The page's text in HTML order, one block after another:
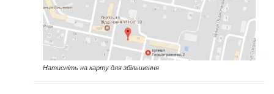
Натисніть на карту для збільшення